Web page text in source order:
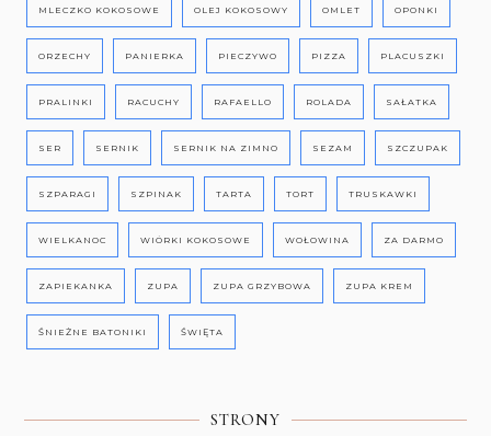
MLECZKO KOKOSOWE OLEJ KOKOSOWY OMLET OPONKI
ORZECHY PANIERKA PIECZYWO PIZZA PLACUSZKI
PRALINKI RACUCHY RAFAELLO ROLADA SAŁATKA
SER SERNIK SERNIK NA ZIMNO SEZAM SZCZUPAK
SZPARAGI SZPINAK TARTA TORT TRUSKAWKI
WIELKANOC WIÓRKI KOKOSOWE WOŁOWINA ZA DARMO
ZAPIEKANKA ZUPA ZUPA GRZYBOWA ZUPA KREM
ŚNIEŻNE BATONIKI ŚWIĘTA
STRONY